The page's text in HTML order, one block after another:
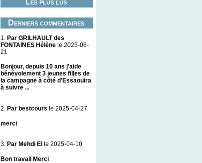
Derniers commentaires
1.
Par GRILHAULT des
FONTAINES Hélène le 2025-08-
21
Bonjour, depuis 10 ans j'aide
bénévolement 3 jeunes filles de
la campagne à côté d'Essaouira
à suivre ...
2. Par bestcours le 2025-04-27
merci
3. Par Mehdi El le 2025-04-10
Bon travail Merci